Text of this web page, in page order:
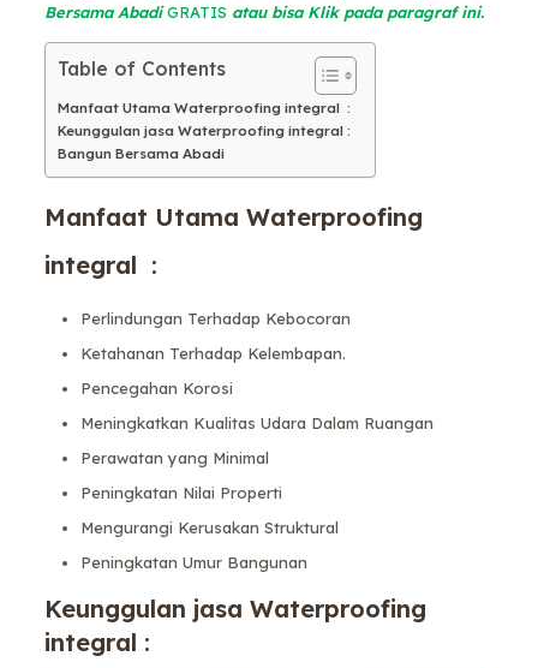
Bersama AbadiGRATIS atau bisa Klik pada paragraf ini.
Table of Contents
Manfaat Utama Waterproofing integral :
Keunggulan jasa Waterproofing integral :
Bangun Bersama Abadi
Manfaat Utama Waterproofing
integral :
Perlindungan Terhadap Kebocoran
Ketahanan Terhadap Kelembapan.
Pencegahan Korosi
Meningkatkan Kualitas Udara Dalam Ruangan
Perawatan yang Minimal
Peningkatan Nilai Properti
Mengurangi Kerusakan Struktural
Peningkatan Umur Bangunan
Keunggulan jasa Waterproofing
integral :